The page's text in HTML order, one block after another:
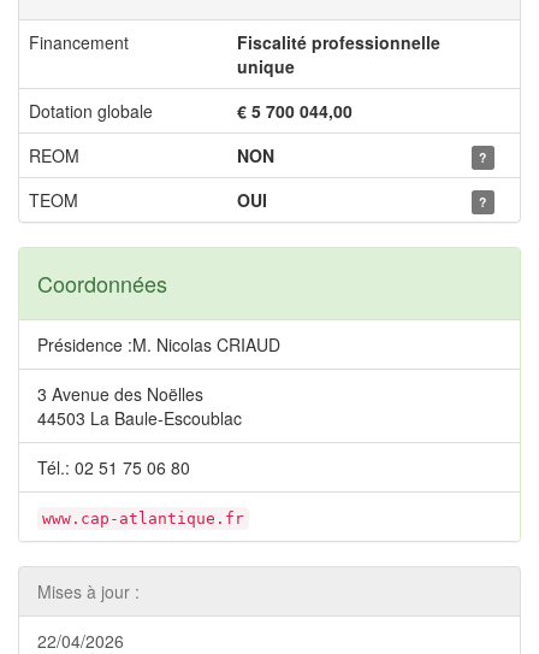
Financement
Fiscalité professionnelle
unique
Dotation globale
€ 5 700 044,00
REOM
NON ?
TEOM OUI ?
Coordonnées
Présidence :M. Nicolas CRIAUD
3 Avenue des Noëlles
44503 La Baule-Escoublac
Tél.: 02 51 75 06 80
www.cap-atlantique.fr
Mises à jour :
22/04/2026